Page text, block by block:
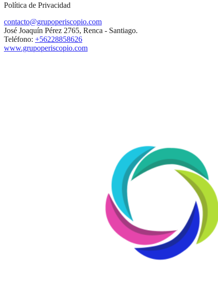
Política de Privacidad
contacto@grupoperiscopio.com
José Joaquín Pérez 2765, Renca - Santiago.
Teléfono: +56228858626
www.grupoperiscopio.com